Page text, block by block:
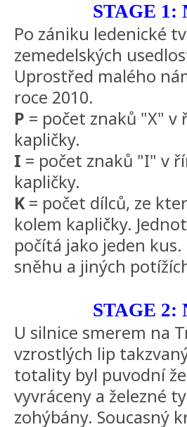
STAGE 1:
Po zániku ledenické
zemedelských
Uprostřed malého
roce 2010.
P = počet znaků "X"
kapličky.
I = počet znaků "I" v
kapličky.
K= počet dílců, ze
kolem kapličky.
počítá jako jeden
sněhu a jiných
STAGE 2:
U silnice smerem na
vzrostlých lip
totality byl puvodní
vyvráceny a železné
zohýbány. Soucasný